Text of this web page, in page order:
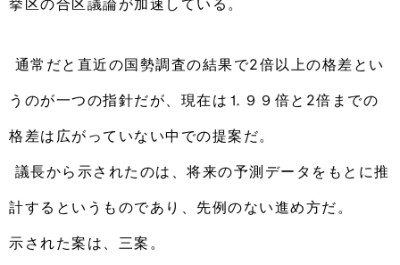
挙区の合区議論が加速している。
通常だと直近の国勢調査の結果で2倍以上の格差とい
うのが一つの指針だが、現在は⒈９９倍と2倍までの
格差は広がっていない中での提案だ。
議長から示されたのは、将来の予測データをもとに推
計するというものであり、先例のない進め方だ。
示された案は、三案。